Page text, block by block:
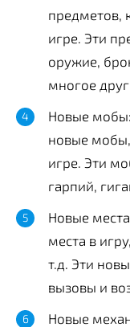
предметов,
игре. Эти
оружие,
многое
Новые
новые
игре. Эти
гарпий,
Новые
места в
т.д. Эти
вызовы и
Новые